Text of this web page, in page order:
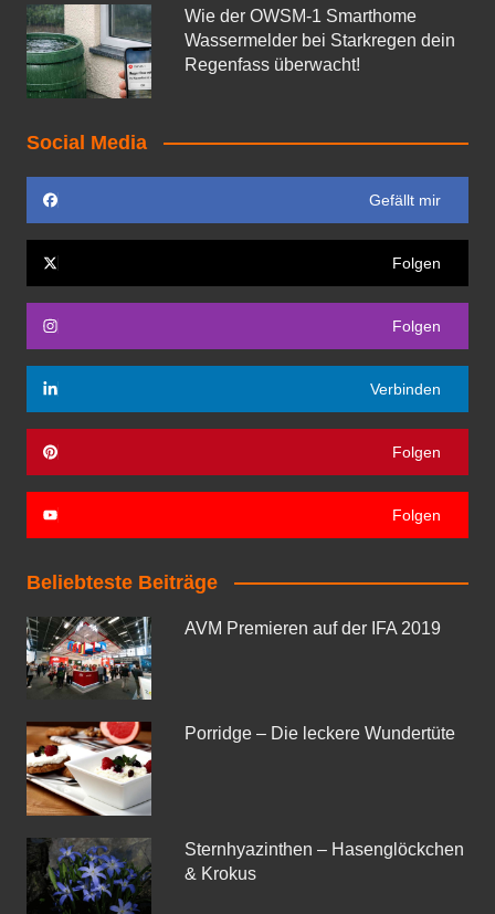
Wie der OWSM‑1 Smarthome
Wassermelder bei Starkregen dein
Regenfass überwacht!
Social Media
Gefällt mir
Folgen
Folgen
Verbinden
Folgen
Folgen
Beliebteste Beiträge
AVM Premieren auf der IFA 2019
Porridge – Die leckere Wundertüte
Sternhyazinthen – Hasenglöckchen
& Krokus